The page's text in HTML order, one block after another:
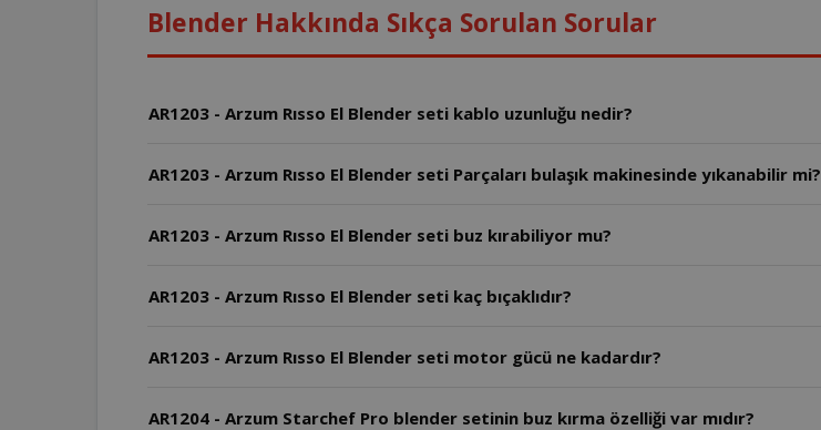
Blender Hakkında Sıkça Sorulan Sorular
AR1203 - Arzum Rısso El Blender seti kablo uzunluğu nedir?
AR1203 - Arzum Rısso El Blender seti Parçaları bulaşık makinesinde yıkanabilir mi?
AR1203 - Arzum Rısso El Blender seti buz kırabiliyor mu?
AR1203 - Arzum Rısso El Blender seti kaç bıçaklıdır?
AR1203 - Arzum Rısso El Blender seti motor gücü ne kadardır?
AR1204 - Arzum Starchef Pro blender setinin buz kırma özelliği var mıdır?